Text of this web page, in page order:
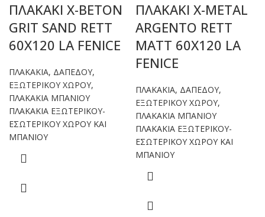
ΠΛΑΚΑΚΙ X-BETON
GRIT SAND RETT
60X120 LA FENICE
ΠΛΑΚΑΚΙΑ, ΔΑΠΕΔΟΥ,
ΕΞΩΤΕΡΙΚΟΥ ΧΩΡΟΥ,
ΠΛΑΚΑΚΙΑ ΜΠΑΝΙΟΥ
ΠΛΑΚΑΚΙΑ ΕΞΩΤΕΡΙΚΟΥ-
ΕΣΩΤΕΡΙΚΟΥ ΧΩΡΟΥ ΚΑΙ
ΜΠΑΝΙΟΥ
ΠΛΑΚΑΚΙ X-METAL
ARGENTO RETT
MATT 60X120 LA
FENICE
ΠΛΑΚΑΚΙΑ, ΔΑΠΕΔΟΥ,
ΕΞΩΤΕΡΙΚΟΥ ΧΩΡΟΥ,
ΠΛΑΚΑΚΙΑ ΜΠΑΝΙΟΥ
ΠΛΑΚΑΚΙΑ ΕΞΩΤΕΡΙΚΟΥ-
ΕΣΩΤΕΡΙΚΟΥ ΧΩΡΟΥ ΚΑΙ
ΜΠΑΝΙΟΥ